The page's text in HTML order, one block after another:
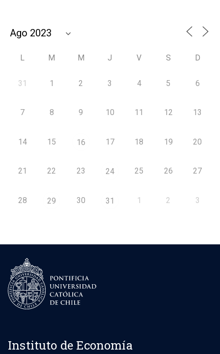
L M M J V S D
31 1 2 3 4 5 6
7 8 9 10 11 12 13
14 15 16 17 18 19 20
21 22 23 24 25 26 27
28 29 30 31 1 2 3
Instituto de Economía